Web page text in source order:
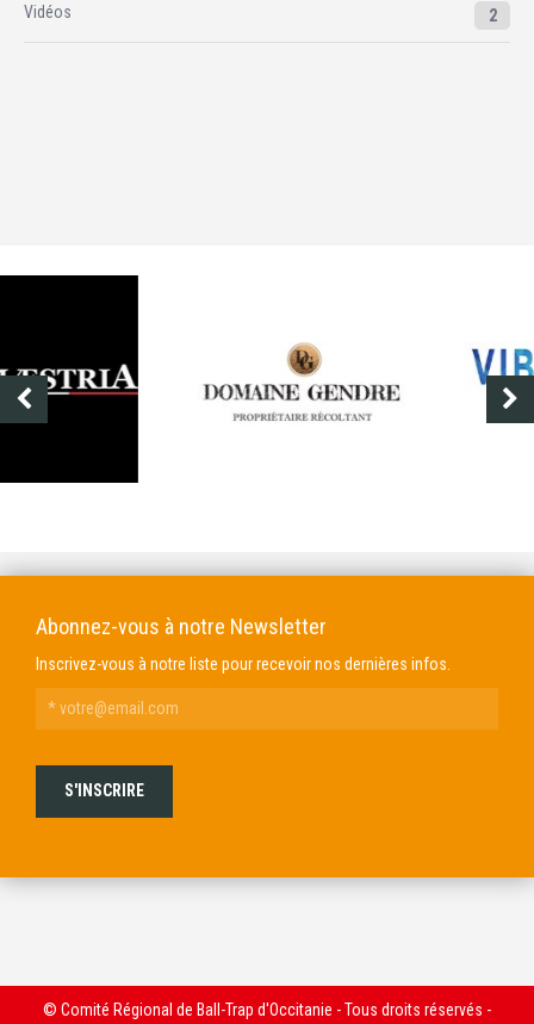
Vidéos 2
Abonnez-vous à notre Newsletter
Inscrivez-vous à notre liste pour recevoir nos dernières infos.
© Comité Régional de Ball-Trap d'Occitanie - Tous droits réservés -